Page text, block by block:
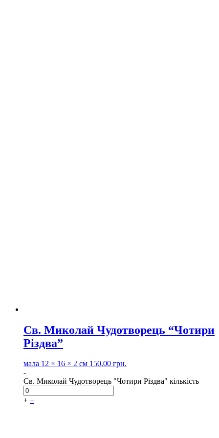
Св. Миколай Чудотворець “Чотири
Різдва”
мала 12 × 16 × 2 см 150.00 грн.
-
Св. Миколай Чудотворець "Чотири Різдва" кількість
+ +